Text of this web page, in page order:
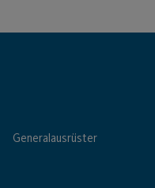
Generalausrüster